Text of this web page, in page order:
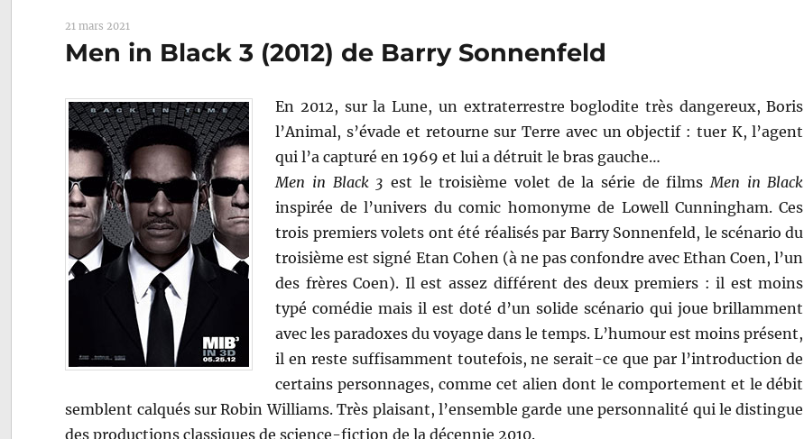
21 mars 2021
Men in Black 3 (2012) de Barry Sonnenfeld
En 2012, sur la Lune, un extraterrestre boglodite très dangereux, Boris
l’Animal, s’évade et retourne sur Terre avec un objectif : tuer K, l’agent
qui l’a capturé en 1969 et lui a détruit le bras gauche…
Men in Black 3 est le troisième volet de la série de films Men in Black
inspirée de l’univers du comic homonyme de Lowell Cunningham. Ces
trois premiers volets ont été réalisés par Barry Sonnenfeld, le scénario du
troisième est signé Etan Cohen (à ne pas confondre avec Ethan Coen, l’un
des frères Coen). Il est assez différent des deux premiers : il est moins
typé comédie mais il est doté d’un solide scénario qui joue brillamment
avec les paradoxes du voyage dans le temps. L’humour est moins présent,
il en reste suffisamment toutefois, ne serait-ce que par l’introduction de
certains personnages, comme cet alien dont le comportement et le débit
semblent calqués sur Robin Williams. Très plaisant, l’ensemble garde une personnalité qui le distingue
des productions classiques de science-fiction de la décennie 2010.